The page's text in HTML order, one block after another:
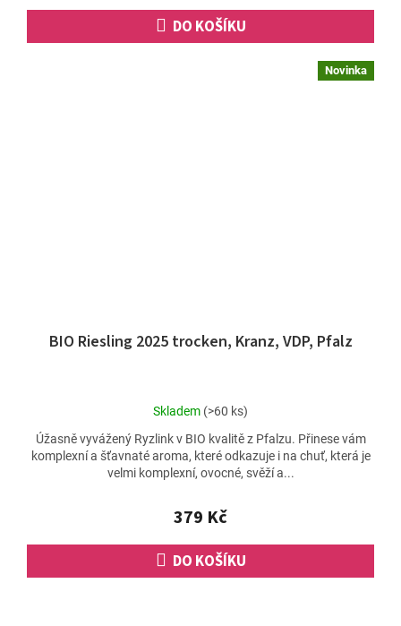
DO KOŠÍKU
Novinka
BIO Riesling 2025 trocken, Kranz, VDP, Pfalz
Průměrné
produktu
je
5,0
5
hvězdiček.
Skladem (>60 ks)
379 Kč
DO KOŠÍKU
Úžasně vyvážený Ryzlink v BIO kvalitě z Pfalzu. Přinese vám
komplexní a šťavnaté aroma, které odkazuje i na chuť, která je
velmi komplexní, ovocné, svěží a...